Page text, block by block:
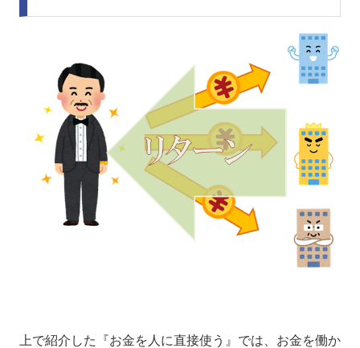
上で紹介した『お金を人に直接使う』では、お金を働か